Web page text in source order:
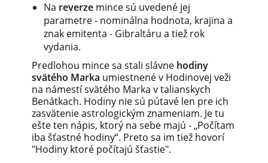
Na reverze mince sú uvedené jej
parametre - nominálna hodnota, krajina a
znak emitenta - Gibraltáru a tiež rok
vydania.
Predlohou mince sa stali slávne hodiny
svätého Marka umiestnené v Hodinovej veži
na námestí svätého Marka v talianskych
Benátkach. Hodiny nie sú pútavé len pre ich
zasvätenie astrologickým znameniam. Je tu
ešte ten nápis, ktorý na sebe majú - „Počítam
iba šťastné hodiny“. Preto sa im tiež hovorí
"Hodiny ktoré počítajú šťastie".